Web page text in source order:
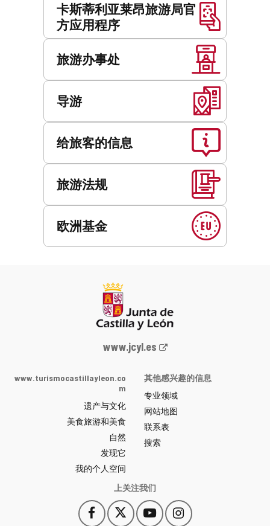
卡斯蒂利亚莱昂旅游局官
方应用程序
旅游办事处
导游
给旅客的信息
旅游法规
欧洲基金
Junta
y
León
网
站
门
户
-
www.jcyl.es
www.turismocastillayleon.co
m
遗产与文化
美食旅游和美食
自然
发现它
我的个人空间
其他感兴趣的信息
专业领域
网站地图
联系表
搜索
上关注我们
Facebook
此
此
YouTube
此
Instagram
此